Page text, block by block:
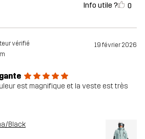
Info utile ? 0
vérifié 19 février 2026
est magnifique et la veste est très
Black